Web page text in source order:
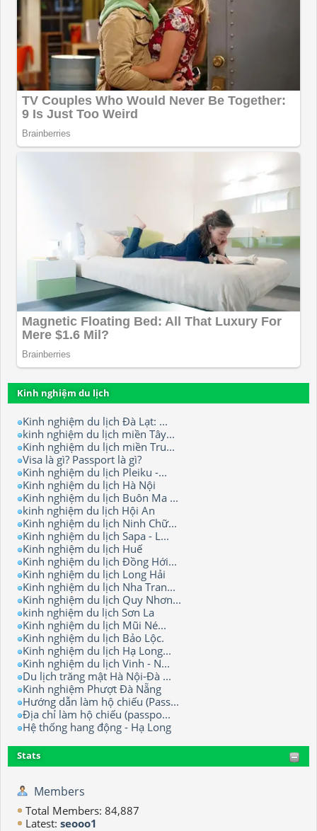
Kinh nghiệm du lịch
Kinh nghiệm du lịch Đà Lạt: ...
kinh nghiệm du lịch miền Tây...
Kinh nghiệm du lịch miền Tru...
Visa là gì? Passport là gì?
Kinh nghiệm du lịch Pleiku -...
Kinh nghiệm du lịch Hà Nội
Kinh nghiệm du lịch Buôn Ma ...
kinh nghiệm du lịch Hội An
Kinh nghiệm du lịch Ninh Chữ...
Kinh nghiệm du lịch Sapa - L...
Kinh nghiệm du lịch Huế
Kinh nghiệm du lịch Đồng Hới...
Kinh nghiệm du lịch Long Hải
Kinh nghiệm du lịch Nha Tran...
Kinh nghiệm du lịch Quy Nhơn...
kinh nghiệm du lịch Sơn La
Kinh nghiệm du lịch Mũi Né...
Kinh nghiệm du lịch Bảo Lộc.
Kinh nghiệm du lịch Hạ Long...
Kinh nghiệm du lịch Vinh - N...
Du lịch trăng mật Hà Nội-Đà ...
Kinh nghiệm Phượt Đà Nẵng
Hướng dẫn làm hộ chiếu (Pass...
Địa chỉ làm hộ chiếu (passpo...
Hệ thống hang động - Hạ Long
Stats
Members
Total Members: 84,887
Latest: seooo1